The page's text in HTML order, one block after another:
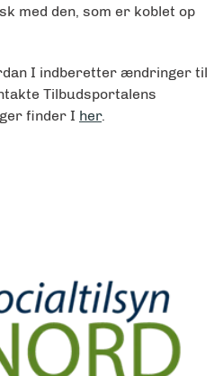
med den, som er koblet op
I indberetter ændringer til
Tilbudsportalens
finder I her.